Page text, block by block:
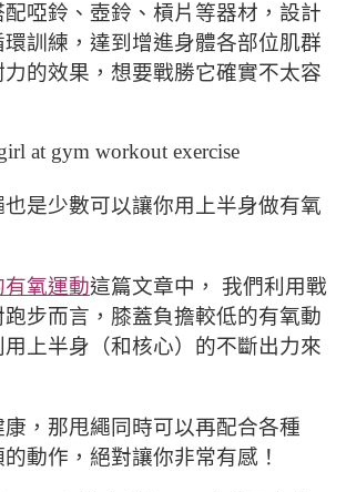
啞鈴、壺鈴、槓片等器材，設計
訓練，達到增進身體各部位肌群
的效果，想要戰勝它確實不太容
是少數可以讓你用上半身做有氧
氧運動這篇文章中， 我們利用戰
步而言，膝蓋負擔較低的有氧動
上半身（和核心）的不斷出力來
，那甩繩同時可以再配合各種
動作，絕對讓你非常有感！